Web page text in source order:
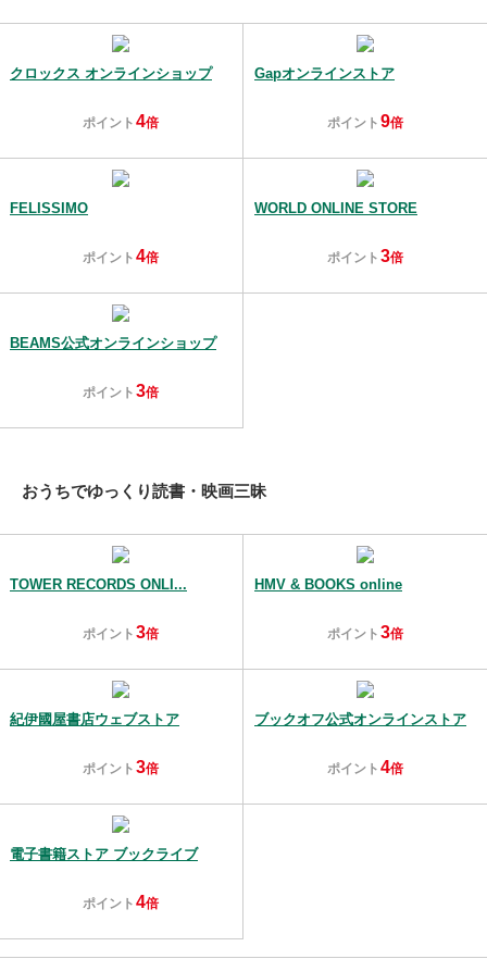
クロックス オンラインショップ
ポイント 4倍
Gapオンラインストア
ポイント 9倍
FELISSIMO
ポイント 4倍
WORLD ONLINE STORE
ポイント 3倍
BEAMS公式オンラインショップ
ポイント 3倍
おうちでゆっくり読書・映画三昧
TOWER RECORDS ONLI...
ポイント 3倍
HMV & BOOKS online
ポイント 3倍
紀伊國屋書店ウェブストア
ポイント 3倍
ブックオフ公式オンラインストア
ポイント 4倍
電子書籍ストア ブックライブ
ポイント 4倍